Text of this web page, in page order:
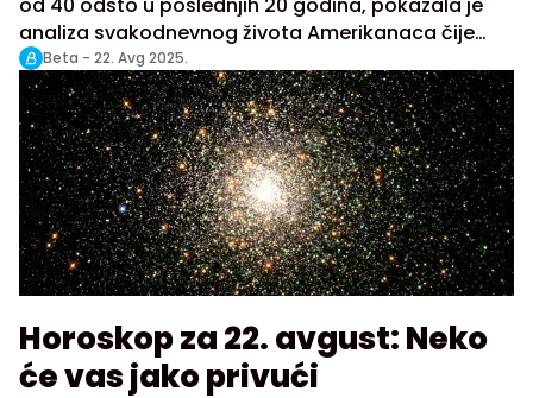
od 40 odsto u poslednjih 20 godina, pokazala je
analiza svakodnevnog života Amerikanaca čije
rezultate podupire niz manjih studija.
Beta - 22. Avg 2025.
Horoskop za 22. avgust: Neko
će vas jako privući